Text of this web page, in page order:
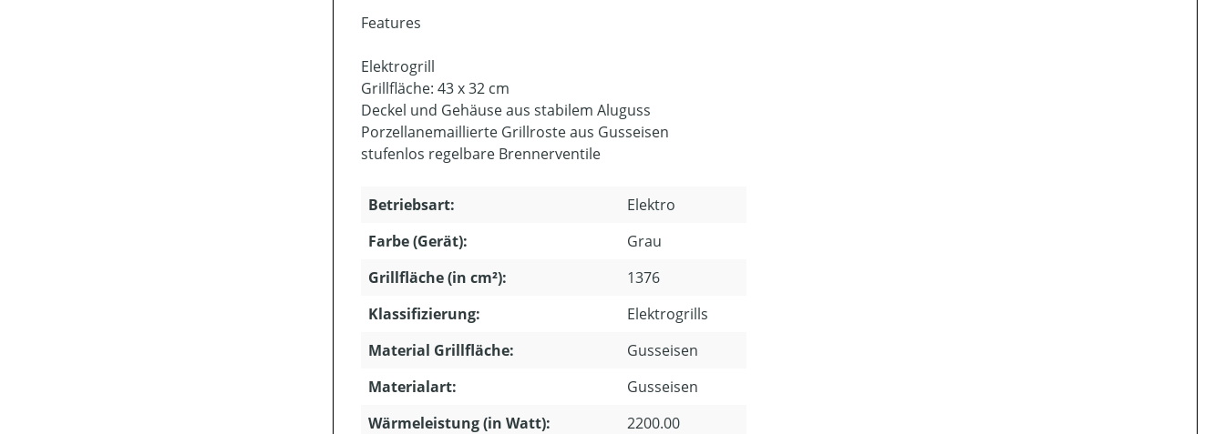
Features
Elektrogrill
Grillfläche: 43 x 32 cm
Deckel und Gehäuse aus stabilem Aluguss
Porzellanemaillierte Grillroste aus Gusseisen
stufenlos regelbare Brennerventile
Betriebsart:
Elektro
Farbe (Gerät):
Grau
Grillfläche (in cm²):
1376
Klassifizierung:
Elektrogrills
Material Grillfläche:
Gusseisen
Materialart:
Gusseisen
Wärmeleistung (in Watt):
2200.00